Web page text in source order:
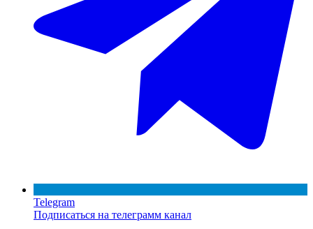
Telegram
Подписаться на телеграмм канал